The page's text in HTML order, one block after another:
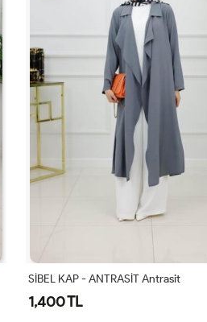
SİBEL KAP-LACİVERT Lacivert
1,400 TL